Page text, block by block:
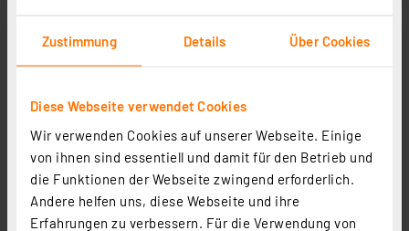
Zustimmung Details Über Cookies
Diese Webseite verwendet Cookies
Wir verwenden Cookies auf unserer Webseite. Einige
von ihnen sind essentiell und damit für den Betrieb und
die Funktionen der Webseite zwingend erforderlich.
Andere helfen uns, diese Webseite und ihre
Erfahrungen zu verbessern. Für die Verwendung von
125.80 CHF